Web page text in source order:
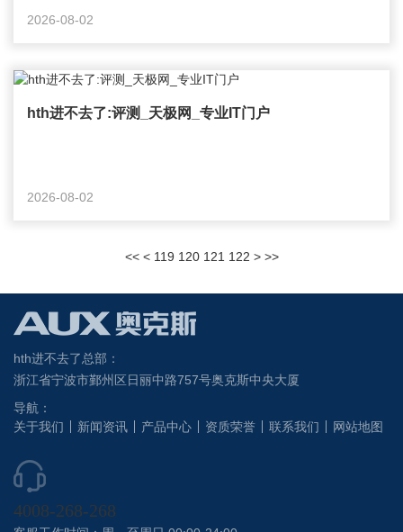
2026-08-02
hth进不去了:评测_天极网_专业IT门户
2026-08-02
<< < 119 120 121 122 > >>
hth进不去了总部：
浙江省宁波市鄞州区日丽中路757号奥克斯中央大厦
导航：
关于我们
新闻资讯 产品中心 资质荣誉 联系我们 网站地图
4008-268-268